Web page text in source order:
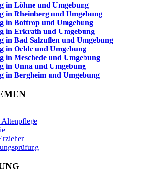
in Löhne und Umgebung
in Rheinberg und Umgebung
in Bottrop und Umgebung
in Erkrath und Umgebung
in Bad Salzuflen und Umgebung
in Oelde und Umgebung
in Meschede und Umgebung
in Unna und Umgebung
in Bergheim und Umgebung